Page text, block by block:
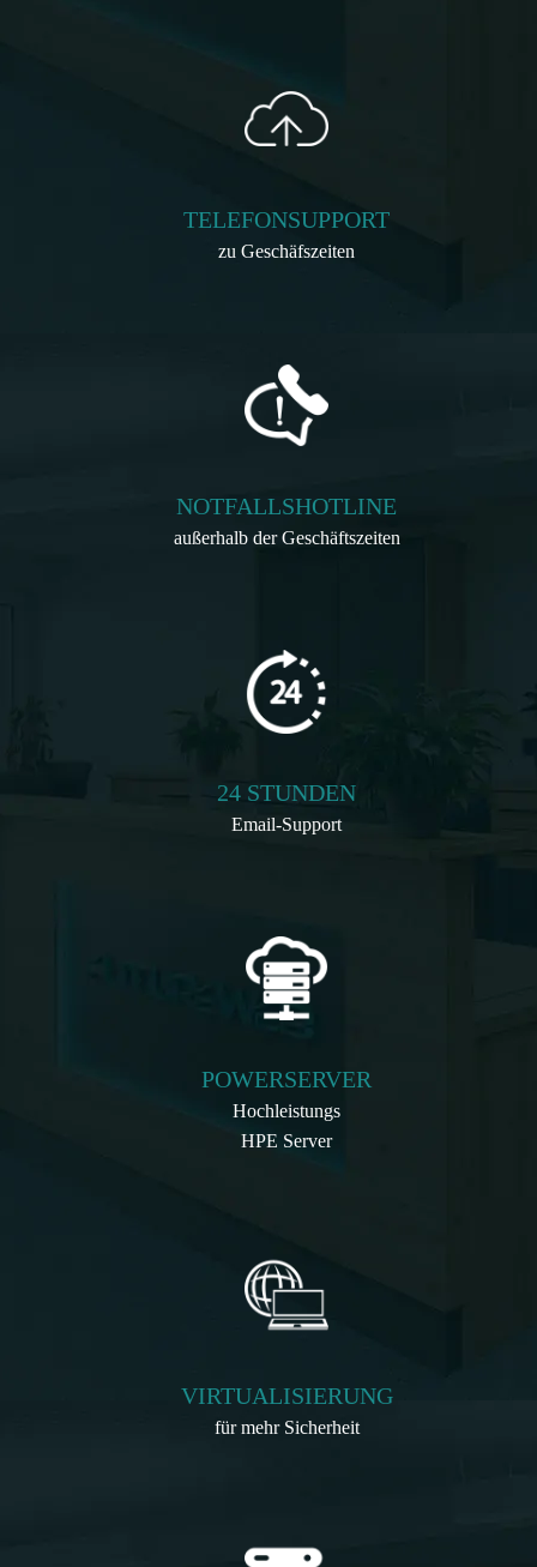
TELEFONSUPPORT
zu Geschäfszeiten
NOTFALLSHOTLINE
außerhalb der Geschäftszeiten
24 STUNDEN
Email-Support
POWERSERVER
Hochleistungs
HPE Server
VIRTUALISIERUNG
für mehr Sicherheit